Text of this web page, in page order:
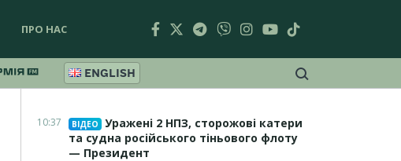
ПРО НАС
ENGLISH
10:37 ВІДЕО
Уражені 2 НПЗ, сторожові катери
та судна російського тіньового флоту
— Президент